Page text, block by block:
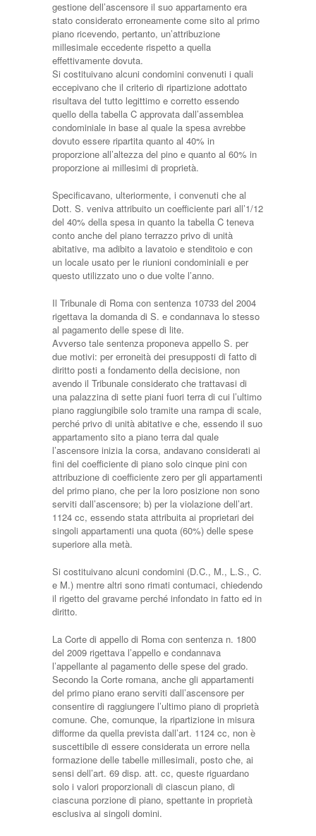
gestione dell’ascensore il suo appartamento era
stato considerato erroneamente come sito al primo
piano ricevendo, pertanto, un’attribuzione
millesimale eccedente rispetto a quella
effettivamente dovuta.
Si costituivano alcuni condomini convenuti i quali
eccepivano che il criterio di ripartizione adottato
risultava del tutto legittimo e corretto essendo
quello della tabella C approvata dall’assemblea
condominiale in base al quale la spesa avrebbe
dovuto essere ripartita quanto al 40% in
proporzione all’altezza del pino e quanto al 60% in
proporzione ai millesimi di proprietà.
Specificavano, ulteriormente, i convenuti che al
Dott. S. veniva attribuito un coefficiente pari all’1/12
del 40% della spesa in quanto la tabella C teneva
conto anche del piano terrazzo privo di unità
abitative, ma adibito a lavatoio e stenditoio e con
un locale usato per le riunioni condominiali e per
questo utilizzato uno o due volte l’anno.
Il Tribunale di Roma con sentenza 10733 del 2004
rigettava la domanda di S. e condannava lo stesso
al pagamento delle spese di lite.
Avverso tale sentenza proponeva appello S. per
due motivi: per erroneità dei presupposti di fatto di
diritto posti a fondamento della decisione, non
avendo il Tribunale considerato che trattavasi di
una palazzina di sette piani fuori terra di cui l’ultimo
piano raggiungibile solo tramite una rampa di scale,
perché privo di unità abitative e che, essendo il suo
appartamento sito a piano terra dal quale
l’ascensore inizia la corsa, andavano considerati ai
fini del coefficiente di piano solo cinque pini con
attribuzione di coefficiente zero per gli appartamenti
del primo piano, che per la loro posizione non sono
serviti dall’ascensore; b) per la violazione dell’art.
1124 cc, essendo stata attribuita ai proprietari dei
singoli appartamenti una quota (60%) delle spese
superiore alla metà.
Si costituivano alcuni condomini (D.C., M., L.S., C.
e M.) mentre altri sono rimati contumaci, chiedendo
il rigetto del gravame perché infondato in fatto ed in
diritto.
La Corte di appello di Roma con sentenza n. 1800
del 2009 rigettava l’appello e condannava
l’appellante al pagamento delle spese del grado.
Secondo la Corte romana, anche gli appartamenti
del primo piano erano serviti dall’ascensore per
consentire di raggiungere l’ultimo piano di proprietà
comune. Che, comunque, la ripartizione in misura
difforme da quella prevista dall’art. 1124 cc, non è
suscettibile di essere considerata un errore nella
formazione delle tabelle millesimali, posto che, ai
sensi dell’art. 69 disp. att. cc, queste riguardano
solo i valori proporzionali di ciascun piano, di
ciascuna porzione di piano, spettante in proprietà
esclusiva ai singoli domini.